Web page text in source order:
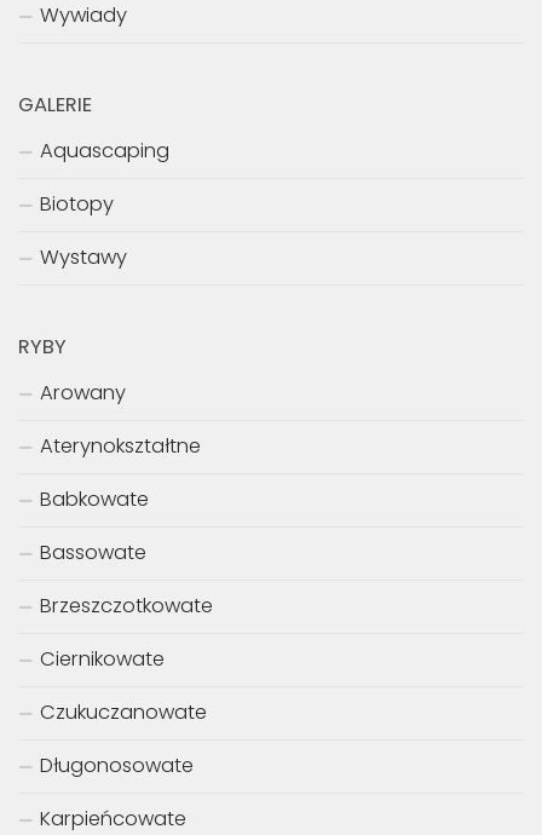
Wywiady
GALERIE
Aquascaping
Biotopy
Wystawy
RYBY
Arowany
Aterynokształtne
Babkowate
Bassowate
Brzeszczotkowate
Ciernikowate
Czukuczanowate
Długonosowate
Karpieńcowate